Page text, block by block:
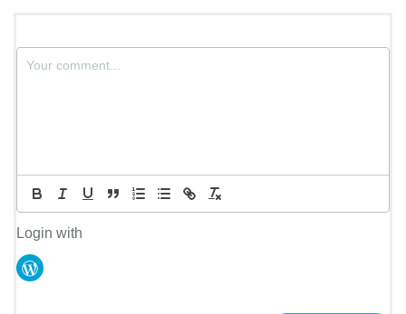
Login with